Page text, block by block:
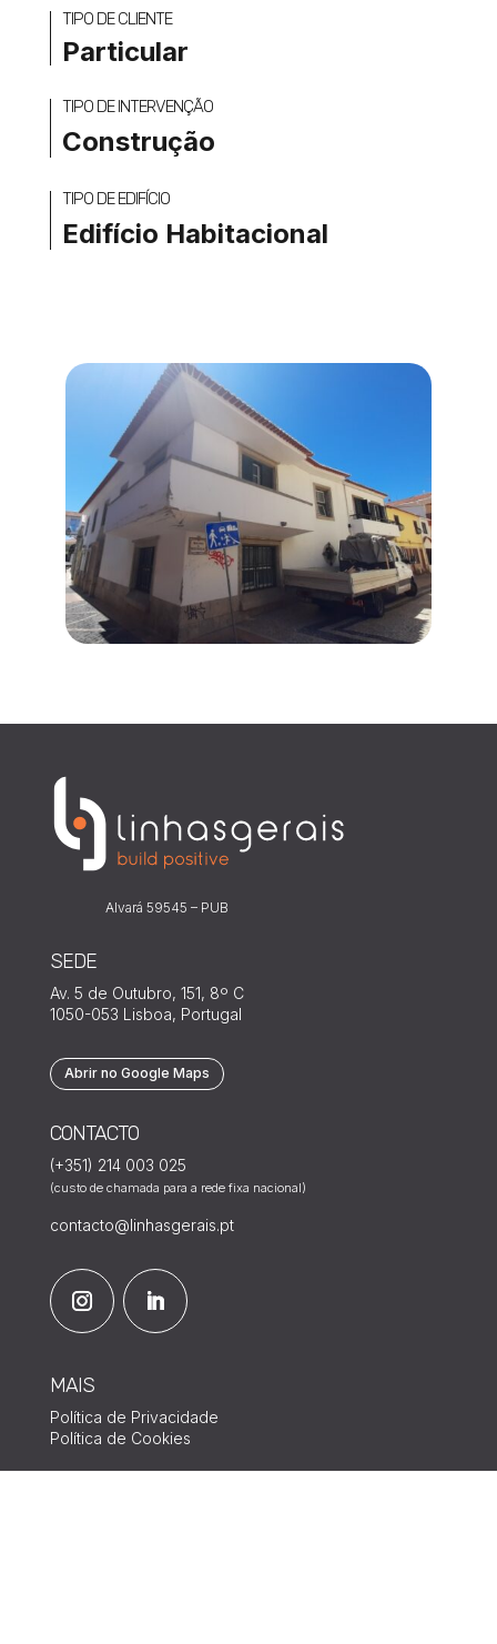
TIPO DE CLIENTE
Particular
TIPO DE INTERVENÇÃO
Construção
TIPO DE EDIFÍCIO
Edifício Habitacional
Alvará 59545 – PUB
SEDE
Av. 5 de Outubro, 151, 8º C
1050-053 Lisboa, Portugal
Abrir no Google Maps
CONTACTO
(+351) 214 003 025
(custo de chamada para a rede fixa nacional)
contacto@linhasgerais.pt
MAIS
Política de Privacidade
Política de Cookies